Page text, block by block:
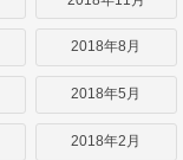
2018年8月
2018年5月
2018年2月